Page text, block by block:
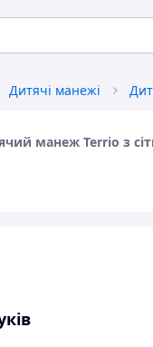
Дитячі манежі
манеж Terrio з